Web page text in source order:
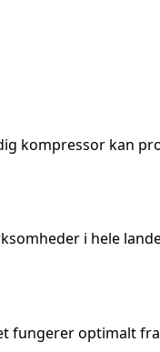
kompressor kan
i hele
optimalt